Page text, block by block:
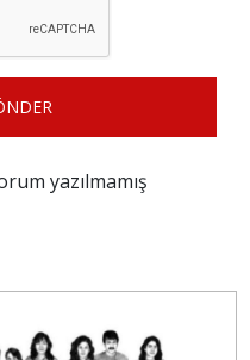
yazılmamış